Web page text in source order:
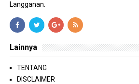
Langganan.
Lainnya
TENTANG
DISCLAIMER